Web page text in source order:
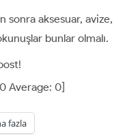
sonra aksesuar, avize,
bunlar olmalı.
0Average: 0]
fazla